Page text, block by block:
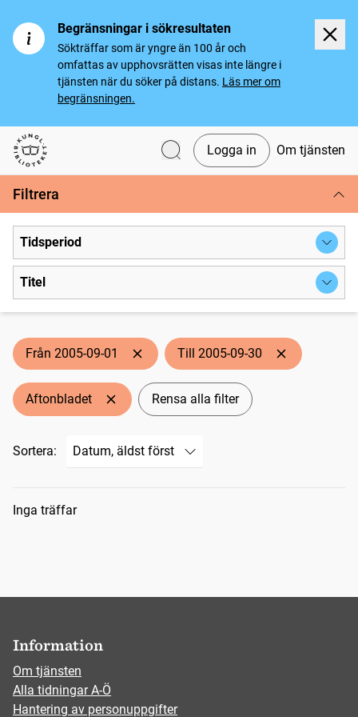
Begränsningar i sökresultaten
Sökträffar som är yngre än 100 år och
omfattas av upphovsrätten visas inte längre i
tjänsten när du söker på distans. Läs mer om
begränsningen.
Svenska tidningar
Logga in Om tjänsten
Filtrera
Tidsperiod
Titel
Från 2005-09-01 Till 2005-09-30
Aftonbladet Rensa alla filter
Sortera:
Sökresultat
Inga träffar
Information
Om tjänsten
Alla tidningar A-Ö
Hantering av personuppgifter